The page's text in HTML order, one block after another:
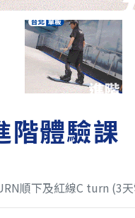
階體驗課
順下及紅線C turn (3